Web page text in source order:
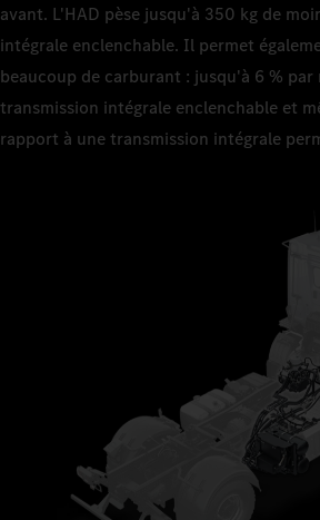
avant. L'HAD pèse jusqu'à 350 kg de
intégrale enclenchable. Il permet
beaucoup de carburant : jusqu'à 6 %
transmission intégrale enclenchable et
rapport à une transmission intégrale